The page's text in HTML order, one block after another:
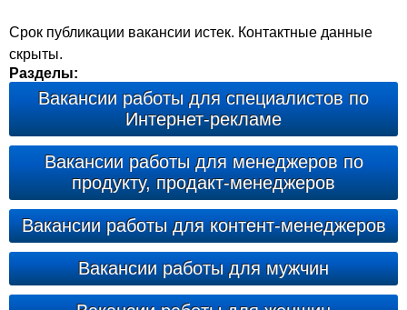
Срок публикации вакансии истек. Контактные данные
скрыты.
Разделы:
Вакансии работы для специалистов по
Интернет-рекламе
Вакансии работы для менеджеров по
продукту, продакт-менеджеров
Вакансии работы для контент-менеджеров
Вакансии работы для мужчин